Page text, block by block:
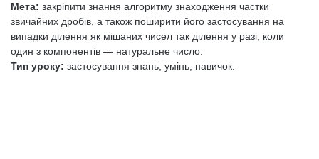
Мета: закріпити знання алгоритму знаходження частки
звичайних дробів, а також поширити його застосування на
випадки ділення як мішаних чисел так ділення у разі, коли
один з компонентів — натуральне число.
Тип уроку: застосування знань, умінь, навичок.